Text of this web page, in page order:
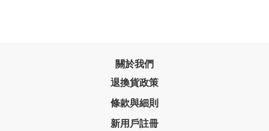
關於我們
退換貨政策
條款與細則
新用戶註冊